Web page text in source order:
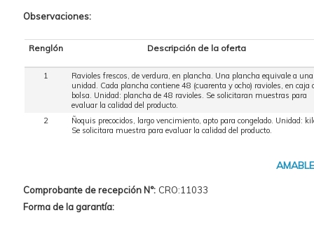
Observaciones:
Renglón Descripción de la oferta
1
Ravioles frescos, de verdura, en plancha. Una plancha equivale a una
unidad. Cada plancha contiene 48 (cuarenta y ocho) ravioles, en caja
bolsa. Unidad: plancha de 48 ravioles. Se solicitaran muestras para
evaluar la calidad del producto.
2
Ñoquis precocidos, largo vencimiento, apto para congelado. Unidad:
Se solicitara muestra para evaluar la calidad del producto.
Comprobante de recepción N°: CRO:11033
Forma de la garantía: